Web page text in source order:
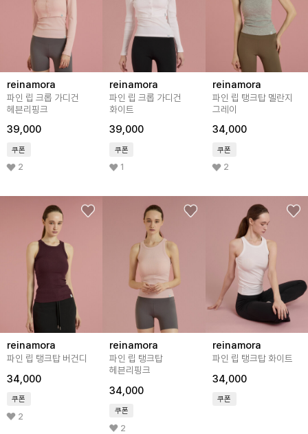
reinamora
파인 립 크롭 가디건
헤븐리핑크
39,000
쿠폰
2
reinamora
파인 립 크롭 가디건
화이트
39,000
쿠폰
1
reinamora
파인 립 탱크탑 멜란지
그레이
34,000
쿠폰
2
reinamora
파인 립 탱크탑 버건디
34,000
쿠폰
2
reinamora
파인 립 탱크탑
헤븐리핑크
34,000
쿠폰
2
reinamora
파인 립 탱크탑 화이트
34,000
쿠폰